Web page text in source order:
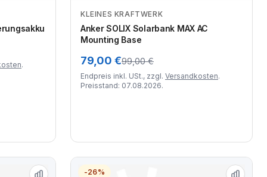
.
Zum Angebot
KLEINES KRAFTWERK
Anker SOLIX Solarbank MAX AC
Mounting Base
79,00 €99,00 €
Endpreis inkl. USt., zzgl. Versandkosten.
Preisstand: 07.08.2026.
-26%